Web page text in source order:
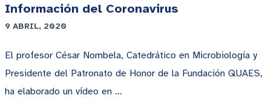
Información del Coronavirus
9 ABRIL, 2020
El profesor César Nombela, Catedrático en Microbiología y
Presidente del Patronato de Honor de la Fundación QUAES,
ha elaborado un vídeo en …